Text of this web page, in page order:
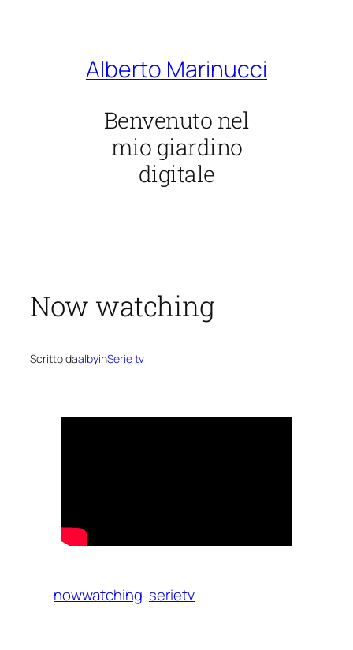
Alberto Marinucci
Benvenuto nel
mio giardino
digitale
Now watching
Scritto daalbyinSerie tv
nowwatching serietv